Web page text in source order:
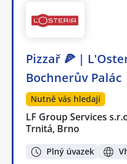
Pizzař 🍕 |
Bochnerův Palác
Nutně vás hledají
LF Group Services
Trnitá, Brno
Plný úvazek